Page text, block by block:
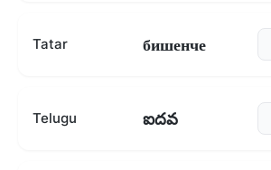
Tatar бишенче
Telugu ఐదవ